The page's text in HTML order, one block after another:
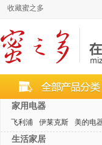
收藏蜜之多
家用电器
飞利浦 伊莱克斯 美的电
生活家居